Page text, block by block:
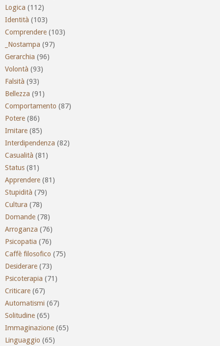
Logica (112)
Identità (103)
Comprendere (103)
_Nostampa (97)
Gerarchia (96)
Volontà (93)
Falsità (93)
Bellezza (91)
Comportamento (87)
Potere (86)
Imitare (85)
Interdipendenza (82)
Casualità (81)
Status (81)
Apprendere (81)
Stupidità (79)
Cultura (78)
Domande (78)
Arroganza (76)
Psicopatia (76)
Caffè filosofico (75)
Desiderare (73)
Psicoterapia (71)
Criticare (67)
Automatismi (67)
Solitudine (65)
Immaginazione (65)
Linguaggio (65)